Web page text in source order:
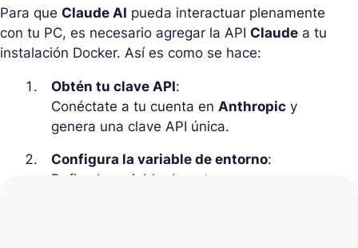
Para que Claude AI pueda interactuar plenamente
con tu PC, es necesario agregar la API Claude a tu
instalación Docker. Así es como se hace:
Obtén tu clave API:
Conéctate a tu cuenta en Anthropic y
genera una clave API única.
Configura la variable de entorno:
Define la variable de entorno